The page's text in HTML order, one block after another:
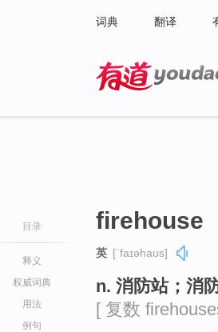
词典 翻译
目录
释义
权威词典
用法
例句
firehouse
英 [ˈfaɪəhaʊs]
n. 消防站；消
[ 复数